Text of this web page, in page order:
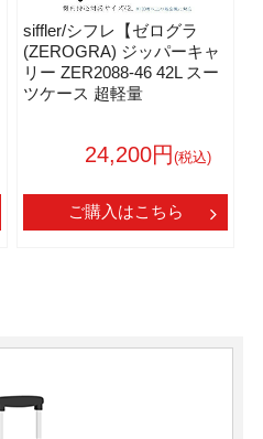
siffler/シフレ【ゼログラ
(ZEROGRA) ジッパーキャ
リー ZER2088-46 42L スー
ツケース 超軽量
24,200円(税込)
ご購入はこちら